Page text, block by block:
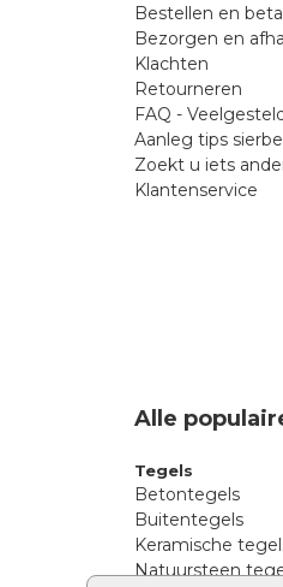
Bestellen en
Bezorgen en
Klachten
Retourneren
FAQ -
Aanleg tips
Zoekt u iets
Klantenservice
Alle
Tegels
Betontegels
Buitentegels
Keramische
Natuursteen